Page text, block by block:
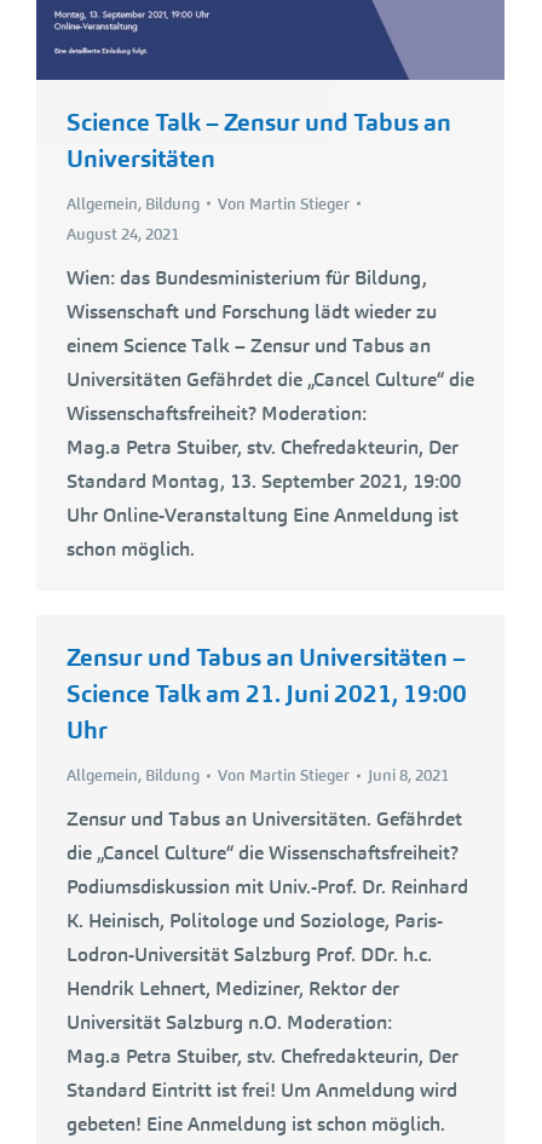
Science Talk – Zensur und Tabus an
Universitäten
Allgemein, Bildung Von Martin Stieger
August 24, 2021
Wien: das Bundesministerium für Bildung,
Wissenschaft und Forschung lädt wieder zu
einem Science Talk – Zensur und Tabus an
Universitäten Gefährdet die „Cancel Culture“ die
Wissenschaftsfreiheit? Moderation:
Mag.a Petra Stuiber, stv. Chefredakteurin, Der
Standard Montag, 13. September 2021, 19:00
Uhr Online-Veranstaltung Eine Anmeldung ist
schon möglich.
Zensur und Tabus an Universitäten –
Science Talk am 21. Juni 2021, 19:00
Uhr
Allgemein, Bildung Von Martin Stieger Juni 8, 2021
Zensur und Tabus an Universitäten. Gefährdet
die „Cancel Culture“ die Wissenschaftsfreiheit?
Podiumsdiskussion mit Univ.-Prof. Dr. Reinhard
K. Heinisch, Politologe und Soziologe, Paris-
Lodron-Universität Salzburg Prof. DDr. h.c.
Hendrik Lehnert, Mediziner, Rektor der
Universität Salzburg n.O. Moderation:
Mag.a Petra Stuiber, stv. Chefredakteurin, Der
Standard Eintritt ist frei! Um Anmeldung wird
gebeten! Eine Anmeldung ist schon möglich.